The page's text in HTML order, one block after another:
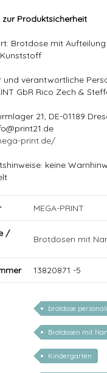
Produktsicherheit
Brotdose mit Aufteilung
und verantwortliche
GbR Rico Zech &
21, DE-01189
print.de/
keine
MEGA-PRINT
/
Brotdosen mit
13820871 -5
brotdose
Brotdosen mit
Kindergarten